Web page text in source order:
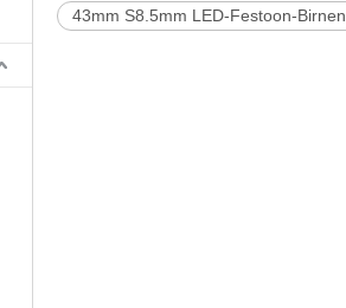
43mm S8.5mm LED-Festoon-Birnen